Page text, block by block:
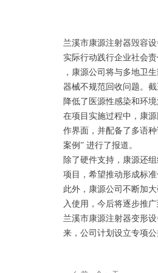
兰溪市康源注射器毁容
实际行动践行企业社会
，康源公司将与多地卫
器械不规范回收问题。
降低了医源性感染和环境
在项目实施过程中，康
作界面，并配备了多语
案例” 进行了报道。
除了硬件支持，康源还
项目，希望推动形成标
此外，康源公司不断加
入使用，今后将逐步推广
兰溪市康源注射器变形
来，公司计划设立专项